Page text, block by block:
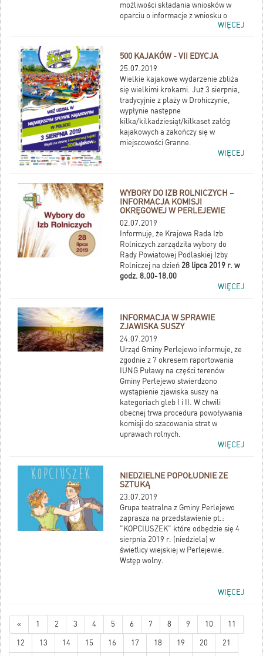
możliwości składania wniosków w
oparciu o informacje z wniosku o
dopłaty obszarowe za rok 2019.
oszacowanie strat w celu weryfikacji
danych.
WIĘCEJ
500 KAJAKÓW - VII EDYCJA
25.07.2019
Wielkie kajakowe wydarzenie zbliża
się wielkimi krokami. Już 3 sierpnia,
tradycyjnie z plaży w Drohiczynie,
wypłynie następne
kilka/kilkadziesiąt/kilkaset załóg
kajakowych a zakończy się w
miejscowości Granne.
WIĘCEJ
WYBORY DO IZB ROLNICZYCH –
INFORMACJA KOMISJI
OKRĘGOWEJ W PERLEJEWIE
02.07.2019
Informuję, że Krajowa Rada Izb
Rolniczych zarządziła wybory do
Rady Powiatowej Podlaskiej Izby
Rolniczej na dzień 28 lipca 2019 r. w
godz. 8.00-18.00
WIĘCEJ
INFORMACJA W SPRAWIE
ZJAWISKA SUSZY
24.07.2019
Urząd Gminy Perlejewo informuje, że
zgodnie z 7 okresem raportowania
IUNG Puławy na części terenów
Gminy Perlejewo stwierdzono
wystąpienie zjawiska suszy na
kategoriach gleb I i II. W chwili
obecnej trwa procedura powoływania
komisji do szacowania strat w
uprawach rolnych.
WIĘCEJ
NIEDZIELNE POPOŁUDNIE ZE
SZTUKĄ
23.07.2019
Grupa teatralna z Gminy Perlejewo
zaprasza na przedstawienie pt.:
"KOPCIUSZEK" które odbędzie się 4
sierpnia 2019 r. (niedziela) w
świetlicy wiejskiej w Perlejewie.
Wstęp wolny.
WIĘCEJ
« 1 2 3 4 5 6 7 8 9 10 11
12 13 14 15 16 17 18 19 20 21